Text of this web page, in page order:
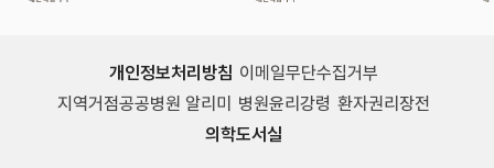
개인정보처리방침 이메일무단수집거부
지역거점공공병원 알리미 병원윤리강령 환자권리장전
의학도서실